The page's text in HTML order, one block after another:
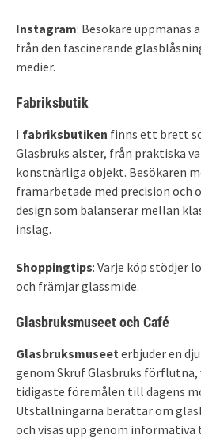
Instagram: Besökare uppmanas
från den fascinerande
medier.
Fabriksbutik
I fabriksbutiken finns ett brett
Glasbruks alster, från praktiska
konstnärliga objekt. Besökaren
framarbetade med precision och
design som balanserar mellan
inslag.
Shoppingtips: Varje köp stödjer
och främjar glassmide.
Glasbruksmuseet och Café
Glasbruksmuseeterbjuder en
genom Skruf Glasbruks förflutna,
tidigaste föremålen till dagens
Utställningarna berättar om
och visas upp genom informativa